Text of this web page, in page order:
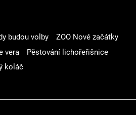
budou volby
ZOO Nové začátky
vera
Pěstování lichořeřišnice
koláč